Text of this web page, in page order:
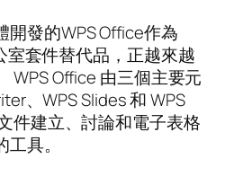
開發的WPS Office作為
室套件替代品，正越來越
WPS Office 由三個主要元
、WPS Slides 和 WPS
件建立、討論和電子表格
具。